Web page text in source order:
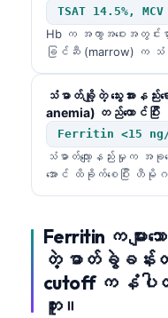
TSAT 14.5%,
Hb က အကွာအဝေးအတွင်း
ခြင်ဆီ (marrow) က သံ
သံဓာတ်ချို့တဲ့ သွေးအားနည်း
anemia) တည်ထောင်ပြီး
Ferritin <15 ng/
သံဓာတ်လျော့နည်းမှုက အ
အောင် ထိခိုက်စေပြီး ဟီ
Ferritin က များ
တဲ့ ဓာတ်ခွဲခန်း
cutoff က နံပ
ဘူး။